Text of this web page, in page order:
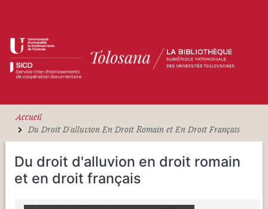
Accueil
Du Droit D'alluvion En Droit Romain et En Droit Français
Du droit d'alluvion en droit romain
et en droit français